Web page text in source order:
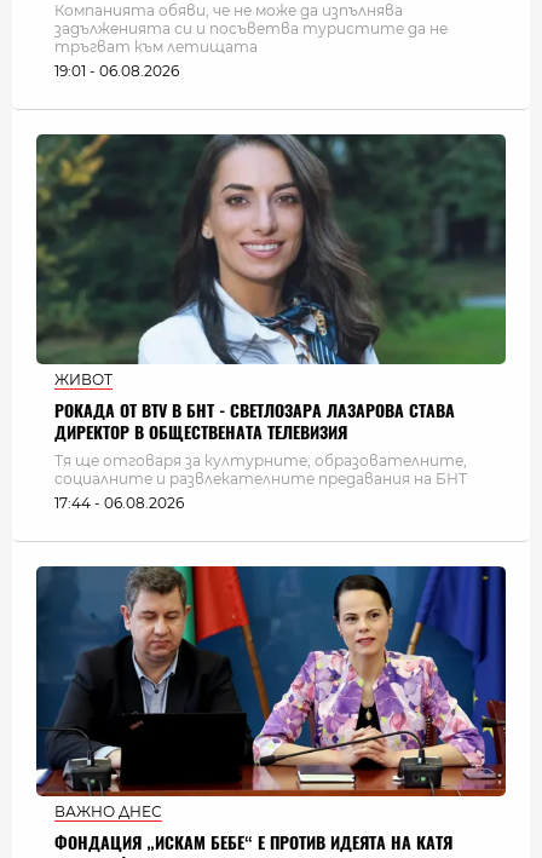
Компанията обяви, че не може да изпълнява
задълженията си и посъветва туристите да не
тръгват към летищата
19:01 - 06.08.2026
ЖИВОТ
РОКАДА ОТ BTV В БНТ - СВЕТЛОЗАРА ЛАЗАРОВА СТАВА
ДИРЕКТОР В ОБЩЕСТВЕНАТА ТЕЛЕВИЗИЯ
Тя ще отговаря за културните, образователните,
социалните и развлекателните предавания на БНТ
17:44 - 06.08.2026
ВАЖНО ДНЕС
ФОНДАЦИЯ „ИСКАМ БЕБЕ“ Е ПРОТИВ ИДЕЯТА НА КАТЯ